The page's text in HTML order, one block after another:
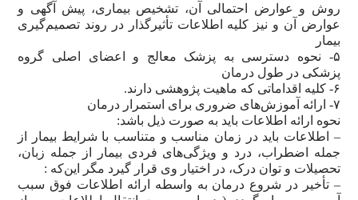
روش و عوارض احتمالی آن، تشخیص بیماری، پیش آگهی و
عوارض آن و نیز کلیه اطلاعات تأثیرگذار در روند تصمیم‌گیری
بیمار
۵- نحوه دسترسی به پزشک معالج و اعضای اصلی گروه
پزشکی در طول درمان
۶- کلیه اقداماتی که ماهیت پژوهشی دارند.
۷- ارائه آموزش‌های ضروری برای استمرار درمان
نحوه ارائه اطلاعات باید به صورت ذیل باشد:
– اطلاعات باید در زمان مناسب و متناسب با شرایط بیمار از
جمله اضطراب، درد و ویژگی‌های فردی بیمار از جمله زبان،
تحصیلات و توان درک، در اختیار وی قرار گیرد مگر این‌که :
– تأخیر در شروع درمان به واسطه ارائه اطلاعات فوق سبب